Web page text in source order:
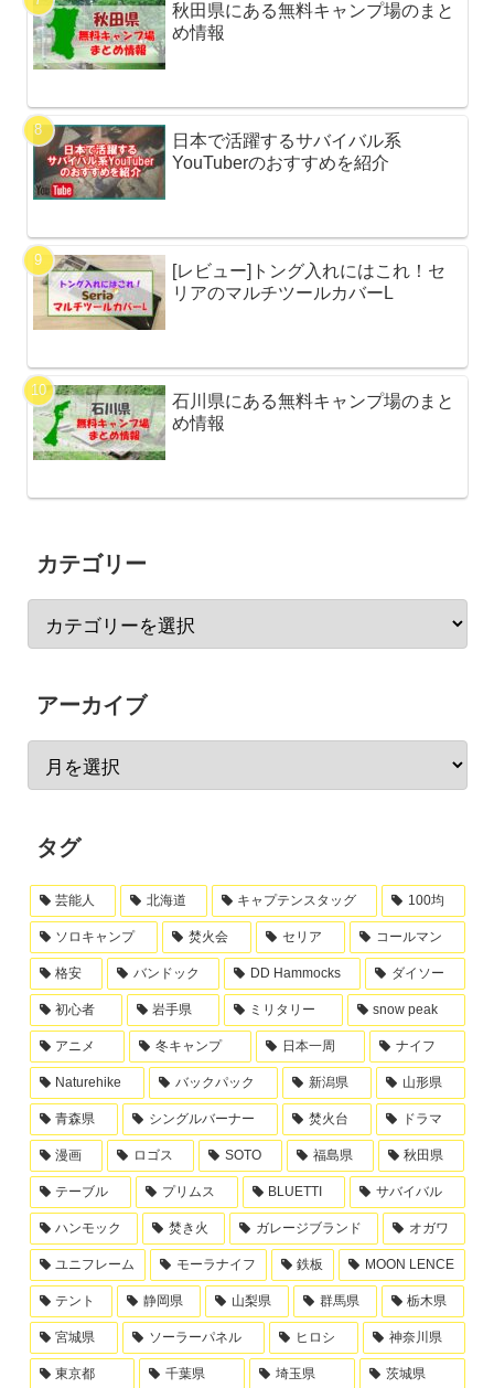
秋田県にある無料キャンプ場のまと
め情報
日本で活躍するサバイバル系
YouTuberのおすすめを紹介
[レビュー]トング入れにはこれ！セ
リアのマルチツールカバーL
石川県にある無料キャンプ場のまと
め情報
カテゴリー
アーカイブ
タグ
芸能人 北海道 キャプテンスタッグ 100均
ソロキャンプ 焚火会 セリア コールマン
格安 バンドック DD Hammocks ダイソー
初心者 岩手県 ミリタリー snow peak
アニメ 冬キャンプ 日本一周 ナイフ
Naturehike バックパック 新潟県 山形県
青森県 シングルバーナー 焚火台 ドラマ
漫画 ロゴス SOTO 福島県 秋田県
テーブル プリムス BLUETTI サバイバル
ハンモック 焚き火 ガレージブランド オガワ
ユニフレーム モーラナイフ 鉄板 MOON LENCE
テント 静岡県 山梨県 群馬県 栃木県
宮城県 ソーラーパネル ヒロシ 神奈川県
東京都 千葉県 埼玉県 茨城県